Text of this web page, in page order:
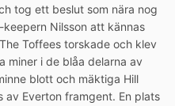
tog ett beslut som nära nog
keepern Nilsson att kännas
Toffees torskade och klev
miner i de blåa delarna av
blott och mäktiga Hill
av Everton framgent. En plats